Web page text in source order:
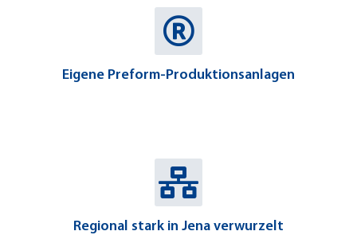
Eigene Preform-Produktionsanlagen
Regional stark in Jena verwurzelt